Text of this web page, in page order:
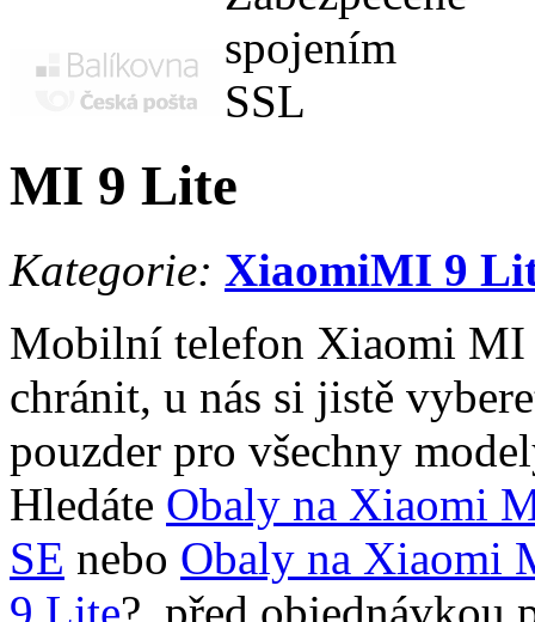
MI 9 Lite
Kategorie: XiaomiMI 9
Mobilní telefon Xiaomi MI
chránit, u nás si jistě
pouzder pro všechny
Hledáte Obaly na Xiaomi
SE nebo Obaly na Xiaomi